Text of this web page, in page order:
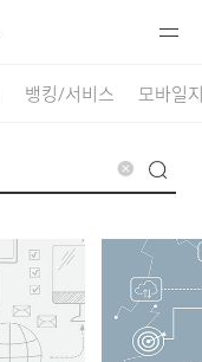
뱅킹/서비스 모바일